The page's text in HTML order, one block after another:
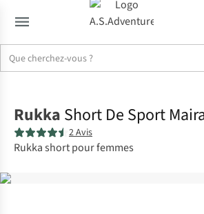
Rukka Short De Sport
2 Avis
Rukka short pour femmes